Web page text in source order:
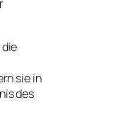
sie in
des